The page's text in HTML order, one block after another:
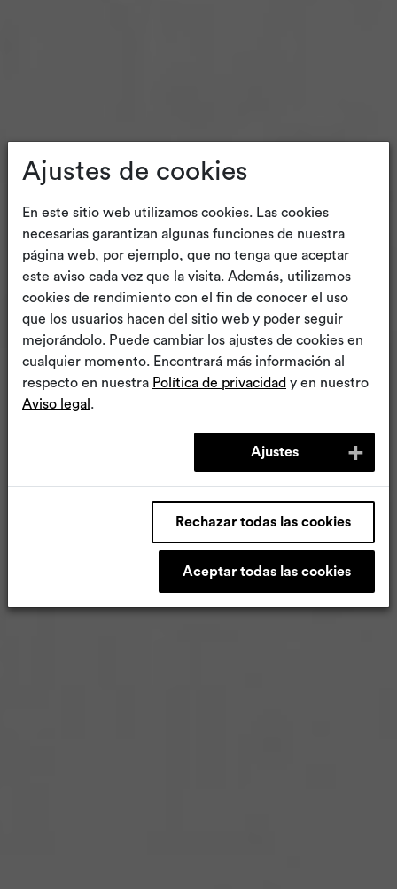
Ajustes de cookies
En este sitio web utilizamos cookies. Las cookies
necesarias garantizan algunas funciones de nuestra
página web, por ejemplo, que no tenga que aceptar
este aviso cada vez que la visita. Además, utilizamos
cookies de rendimiento con el fin de conocer el uso
que los usuarios hacen del sitio web y poder seguir
mejorándolo. Puede cambiar los ajustes de cookies en
cualquier momento. Encontrará más información al
respecto en nuestra Política de privacidad y en nuestro
Aviso legal .
Ajustes
Rechazar todas las cookies
Aceptar todas las cookies